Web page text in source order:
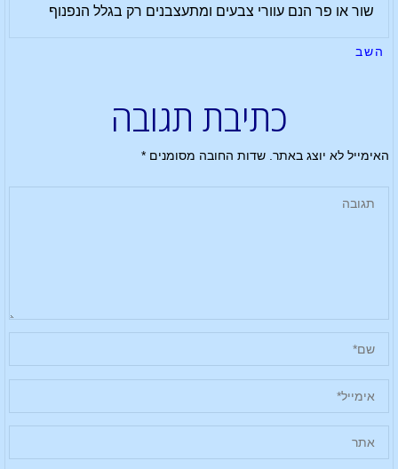
שור או פר הנם עוורי צבעים ומתעצבנים רק בגלל הנפנוף
השב
כתיבת תגובה
האימייל לא יוצג באתר. שדות החובה מסומנים*